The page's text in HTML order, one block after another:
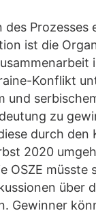
des Prozesses
ist die
Konflikt
und
zu
durch den
2020
OSZE müsste
über
Gewinner